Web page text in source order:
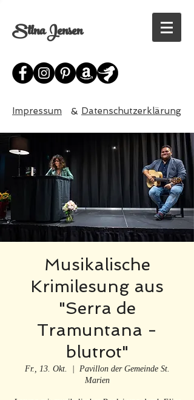
Stina Jensen
Impressum & Datenschutzerklärung
Musikalische
Krimilesung aus
"Serra de
Tramuntana -
blutrot"
Fr., 13. Okt.
Pavillon der Gemeinde St.
Marien